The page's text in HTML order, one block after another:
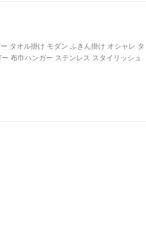
タオル掛け モダン ふきん掛け オシャレ タ
布巾ハンガー ステンレス スタイリッシュ